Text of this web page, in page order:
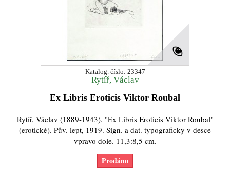
Katalog. číslo: 23347
Rytíř, Václav
Ex Libris Eroticis Viktor Roubal
Rytíř, Václav (1889-1943). "Ex Libris Eroticis Viktor Roubal"
(erotické). Pův. lept, 1919. Sign. a dat. typograficky v desce
vpravo dole. 11,3:8,5 cm.
Prodáno